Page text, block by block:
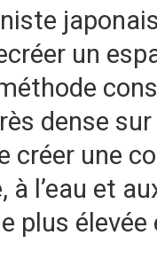
un
dense
créer une
à l’eau et
plus élevée